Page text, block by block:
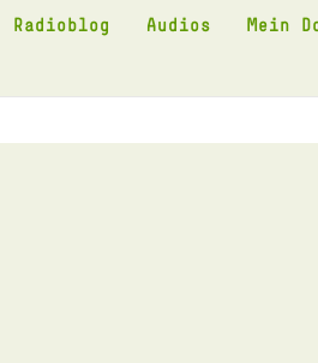
Radioblog Audios Mein